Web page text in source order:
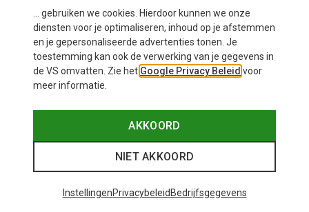
Dames Performance Light Rain Dye Bl T-shirt
... gebruiken we cookies. Hierdoor kunnen we onze
diensten voor je optimaliseren, inhoud op je afstemmen
en je gepersonaliseerde advertenties tonen. Je
toestemming kan ook de verwerking van je gegevens in
de VS omvatten. Zie het Google Privacy Beleid voor
meer informatie.
AKKOORD
NIET AKKOORD
InstellingenPrivacybeleid Bedrijfsgegevens